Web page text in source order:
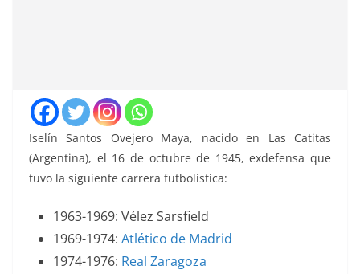
Iselín Santos Ovejero Maya, nacido en Las Catitas
(Argentina), el 16 de octubre de 1945, exdefensa que
tuvo la siguiente carrera futbolística:
1963-1969: Vélez Sarsfield
1969-1974: Atlético de Madrid
1974-1976: Real Zaragoza